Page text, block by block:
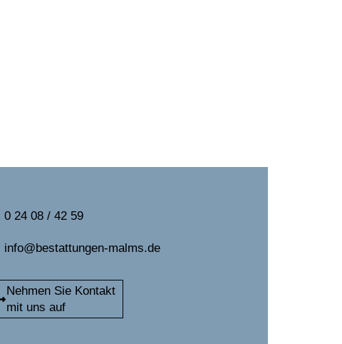
0 24 08 / 42 59
info@bestattungen-malms.de
Nehmen Sie Kontakt
mit uns auf